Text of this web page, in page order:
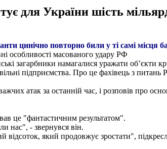
для України шість
цинічно повторно били у ті самі місця
особливості масованого удару РФ
загарбники намагалися уражати об’єкти
підприємства. Про це фахівець з
атак за останній час, і розповів про
це "фантастичним результатом".
нас", - звернувся він.
який продовжує зростати",